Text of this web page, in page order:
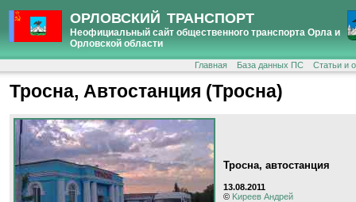
ОРЛОВСКИЙ ТРАНСПОРТ
Неофициальный сайт общественного транспорта Орла и
Орловской области
Главная База данных ПС Статьи и
Тросна, Автостанция (Тросна)
Тросна, автостанция
13.08.2011
© Kиpeeв Aндpeй